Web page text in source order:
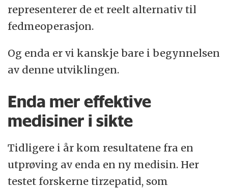
representerer de et reelt alternativ til
fedmeoperasjon.
Og enda er vi kanskje bare i begynnelsen
av denne utviklingen.
Enda mer effektive
medisiner i sikte
Tidligere i år kom resultatene fra en
utprøving av enda en ny medisin. Her
testet forskerne tirzepatid, som